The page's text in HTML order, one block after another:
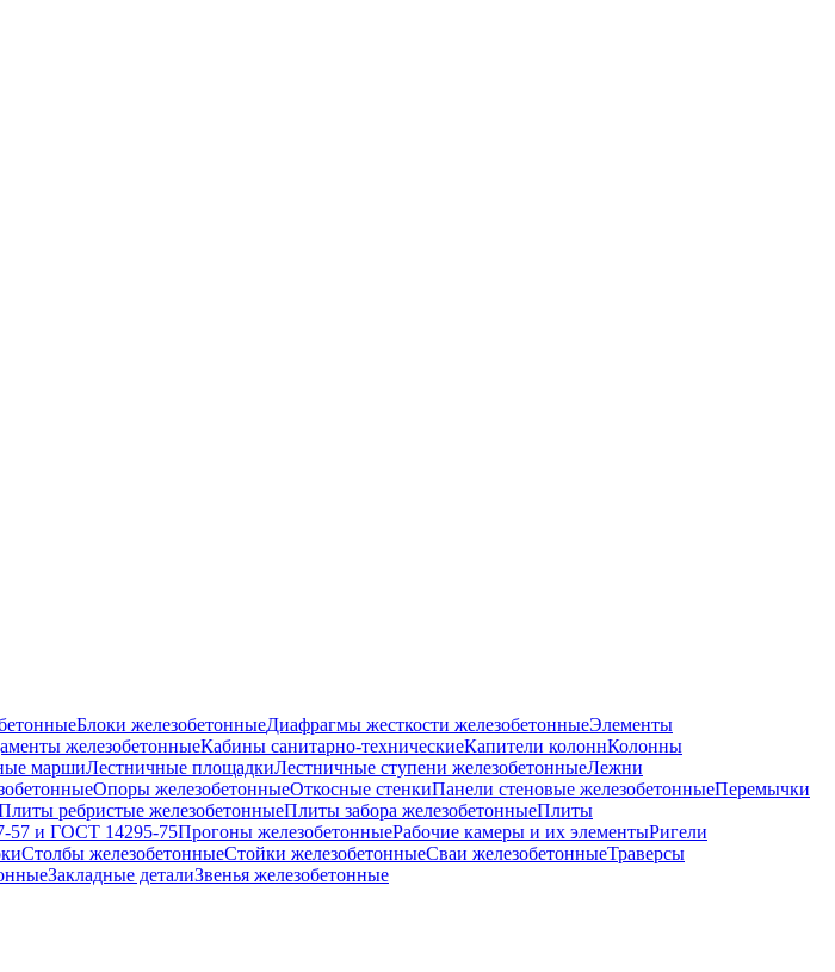
Блоки железобетонныеДиафрагмы жесткости железобетонныеЭлементы
железобетонныеКабины санитарно-техническиеКапители колоннКолонны
маршиЛестничные площадкиЛестничные ступени железобетонныеЛежни
Опоры железобетонныеОткосные стенкиПанели стеновые железобетонныеПеремычки
ребристые железобетонныеПлиты забора железобетонныеПлиты
57 и ГОСТ 14295-75Прогоны железобетонныеРабочие камеры и их элементыРигели
Столбы железобетонныеСтойки железобетонныеСваи железобетонныеТраверсы
Закладные деталиЗвенья железобетонные